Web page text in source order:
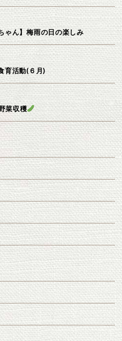
ゃん】梅雨の日の楽しみ
育活動(６月)
菜収穫